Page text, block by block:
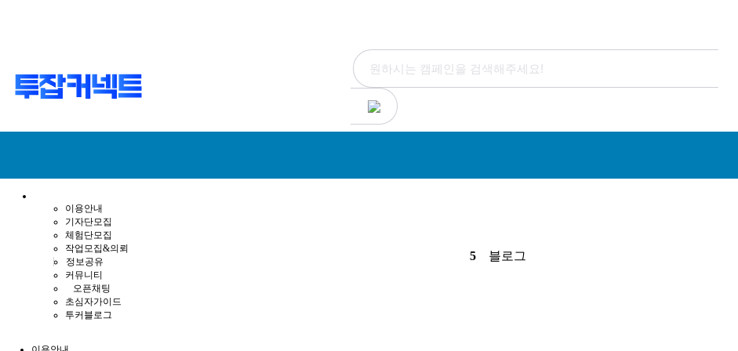
이용안내
기자단모집
체험단모집
작업모집&의뢰
정보공유
커뮤니티
오픈채팅
초심자가이드
투커블로그
5 블로그